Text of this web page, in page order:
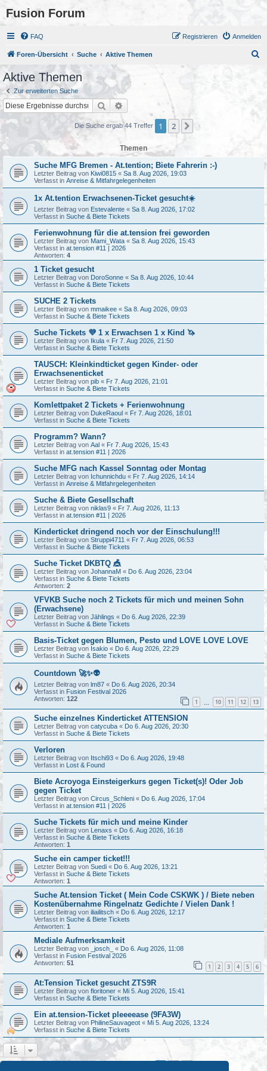
Fusion Forum
FAQ Anmelden
Registrieren
Foren-Übersicht Suche Aktive Themen
Aktive Themen
Zur erweiterten Suche
Suche Erweiterte Suche
Die Suche ergab 44 Treffer 1 2 Nächste
Themen
Suche MFG Bremen - At.tention; Biete Fahrerin :-)
Letzter Beitrag von Kiwi0815 « Sa 8. Aug 2026, 19:03
Verfasst in Anreise & Mitfahrgelegenheiten
1x At.tention Erwachsenen-Ticket gesucht☀️
Letzter Beitrag von Estevalente « Sa 8. Aug 2026, 17:02
Verfasst in Suche & Biete Tickets
Ferienwohnung für die at.tension frei geworden
Letzter Beitrag von Mami_Wata « Sa 8. Aug 2026, 15:43
Verfasst in at.tension #11 | 2026
Antworten: 4
1 Ticket gesucht
Letzter Beitrag von DoroSonne « Sa 8. Aug 2026, 10:44
Verfasst in Suche & Biete Tickets
SUCHE 2 Tickets
Letzter Beitrag von mmaikee « Sa 8. Aug 2026, 09:03
Verfasst in Suche & Biete Tickets
Suche Tickets 💜 1 x Erwachsen 1 x Kind 🦄
Letzter Beitrag von Ikula « Fr 7. Aug 2026, 21:50
Verfasst in Suche & Biete Tickets
TAUSCH: Kleinkindticket gegen Kinder- oder
Erwachsenenticket
Letzter Beitrag von pib « Fr 7. Aug 2026, 21:01
Verfasst in Suche & Biete Tickets
Komlettpaket 2 Tickets + Ferienwohnung
Letzter Beitrag von DukeRaoul « Fr 7. Aug 2026, 18:01
Verfasst in Suche & Biete Tickets
Programm? Wann?
Letzter Beitrag von Aal « Fr 7. Aug 2026, 15:43
Verfasst in at.tension #11 | 2026
Suche MFG nach Kassel Sonntag oder Montag
Letzter Beitrag von Ichunnichdu « Fr 7. Aug 2026, 14:14
Verfasst in Anreise & Mitfahrgelegenheiten
Suche & Biete Gesellschaft
Letzter Beitrag von niklas9 « Fr 7. Aug 2026, 11:13
Verfasst in at.tension #11 | 2026
Kinderticket dringend noch vor der Einschulung!!!
Letzter Beitrag von Struppi4711 « Fr 7. Aug 2026, 06:53
Verfasst in Suche & Biete Tickets
Suche Ticket DKBTQ 🎪
Letzter Beitrag von JohannaM « Do 6. Aug 2026, 23:04
Verfasst in Suche & Biete Tickets
Antworten: 2
VFVKB Suche noch 2 Tickets für mich und meinen Sohn
(Erwachsene)
Letzter Beitrag von Jählings « Do 6. Aug 2026, 22:39
Verfasst in Suche & Biete Tickets
Basis-Ticket gegen Blumen, Pesto und LOVE LOVE LOVE
Letzter Beitrag von Isakio « Do 6. Aug 2026, 22:29
Verfasst in Suche & Biete Tickets
Countdown 🚀✨👽
Letzter Beitrag von lm87 « Do 6. Aug 2026, 20:34
Verfasst in Fusion Festival 2026
Antworten: 122 1 10 11 12 13
Suche einzelnes Kinderticket ATTENSION
Letzter Beitrag von catycuba « Do 6. Aug 2026, 20:30
Verfasst in Suche & Biete Tickets
Verloren
Letzter Beitrag von Itschi93 « Do 6. Aug 2026, 19:48
Verfasst in Lost & Found
Biete Acroyoga Einsteigerkurs gegen Ticket(s)! Oder Job
gegen Ticket
Letzter Beitrag von Circus_Schleni « Do 6. Aug 2026, 17:04
Verfasst in at.tension #11 | 2026
Suche Tickets für mich und meine Kinder
Letzter Beitrag von Lenaxs « Do 6. Aug 2026, 16:18
Verfasst in Suche & Biete Tickets
Antworten: 1
Suche ein camper ticket!!!
Letzter Beitrag von Suedi « Do 6. Aug 2026, 13:21
Verfasst in Suche & Biete Tickets
Antworten: 1
Suche At.tension Ticket ( Mein Code CSKWK ) / Biete neben
Kostenübernahme Ringelnatz Gedichte / Vielen Dank !
Letzter Beitrag von iliailitsch « Do 6. Aug 2026, 12:17
Verfasst in Suche & Biete Tickets
Antworten: 1
Mediale Aufmerksamkeit
Letzter Beitrag von _josch_ « Do 6. Aug 2026, 11:08
Verfasst in Fusion Festival 2026
Antworten: 51 1 2 3 4 5 6
At:Tension Ticket gesucht ZTS9R
Letzter Beitrag von floritoner « Mi 5. Aug 2026, 15:41
Verfasst in Suche & Biete Tickets
Ein at.tension-Ticket pleeeease (9FA3W)
Letzter Beitrag von PhilineSauvageot « Mi 5. Aug 2026, 13:24
Verfasst in Suche & Biete Tickets